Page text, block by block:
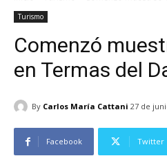
Turismo
Comenzó
en Termas del
By Carlos María Cattani 27 de
Facebook Twitter